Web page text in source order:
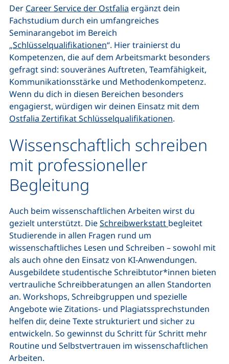
Der Career Service der Ostfalia ergänzt dein
Fachstudium durch ein umfangreiches
Seminarangebot im Bereich
„Schlüsselqualifikationen“. Hier trainierst du
Kompetenzen, die auf dem Arbeitsmarkt besonders
gefragt sind: souveränes Auftreten, Teamfähigkeit,
Kommunikationsstärke und Methodenkompetenz.
Wenn du dich in diesen Bereichen besonders
engagierst, würdigen wir deinen Einsatz mit dem
Ostfalia Zertifikat Schlüsselqualifikationen.
Wissenschaftlich schreiben
mit professioneller
Begleitung
Auch beim wissenschaftlichen Arbeiten wirst du
gezielt unterstützt. DieSchreibwerkstatt begleitet
Studierende in allen Fragen rund um
wissenschaftliches Lesen und Schreiben – sowohl mit
als auch ohne den Einsatz von KI-Anwendungen.
Ausgebildete studentische Schreibtutor*innen bieten
vertrauliche Schreibberatungen an allen Standorten
an. Workshops, Schreibgruppen und spezielle
Angebote wie Zitations- und Plagiatssprechstunden
helfen dir, deine Texte strukturiert und sicher zu
entwickeln. So gewinnst du Schritt für Schritt mehr
Routine und Selbstvertrauen im wissenschaftlichen
Arbeiten.